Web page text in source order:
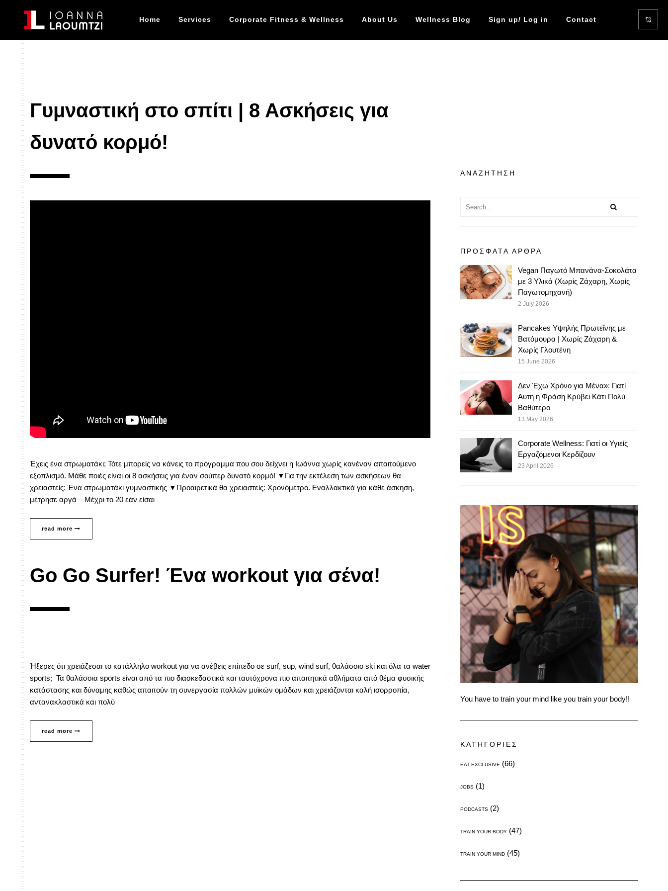
Home Services Corporate Fitness & Wellness About Us Wellness Blog Sign up/ Log in Contact
Γυμναστική στο σπίτι | 8 Ασκήσεις για
δυνατό κορμό!
Έχεις ένα στρωματάκι; Τότε μπορείς να κάνεις το πρόγραμμα που σου δείχνει η Ιωάννα χωρίς κανέναν απαιτούμενο
εξοπλισμό. Μάθε ποιές είναι οι 8 ασκήσεις για έναν σούπερ δυνατό κορμό! ▼Για την εκτέλεση των ασκήσεων θα
χρειαστείς: Ένα στρωματάκι γυμναστικής ▼Προαιρετικά θα χρειαστείς: Χρονόμετρο. Εναλλακτικά για κάθε άσκηση,
μέτρησε αργά – Μέχρι το 20 εάν είσαι
read more
Go Go Surfer! Ένα workout για σένα!
Ήξερες ότι χρειάζεσαι το κατάλληλο workout για να ανέβεις επίπεδο σε surf, sup, wind surf, θαλάσσιο ski και όλα τα water
sports; Τα θαλάσσια sports είναι από τα πιο διασκεδαστικά και ταυτόχρονα πιο απαιτητικά αθλήματα από θέμα φυσικής
κατάστασης και δύναμης καθώς απαιτούν τη συνεργασία πολλών μυϊκών ομάδων και χρειάζονται καλή ισορροπία,
αντανακλαστικά και πολύ
read more
ΑΝΑΖΗΤΗΣΗ
ΠΡΟΣΦΑΤΑ ΑΡΘΡΑ
Vegan Παγωτό Μπανάνα-Σοκολάτα
με 3 Υλικά (Χωρίς Ζάχαρη, Χωρίς
Παγωτομηχανή)
2 July 2026
Pancakes Υψηλής Πρωτεΐνης με
Βατόμουρα | Χωρίς Ζάχαρη &
Χωρίς Γλουτένη
15 June 2026
Δεν Έχω Χρόνο για Μένα»: Γιατί
Αυτή η Φράση Κρύβει Κάτι Πολύ
Βαθύτερο
13 May 2026
Corporate Wellness: Γιατί οι Υγιείς
Εργαζόμενοι Κερδίζουν
23 April 2026
You have to train your mind like you train your body!!
ΚΑΤΗΓΟΡΙΕΣ
EAT EXCLUSIVE (66)
JOBS (1)
PODCASTS (2)
TRAIN YOUR BODY (47)
TRAIN YOUR MIND (45)